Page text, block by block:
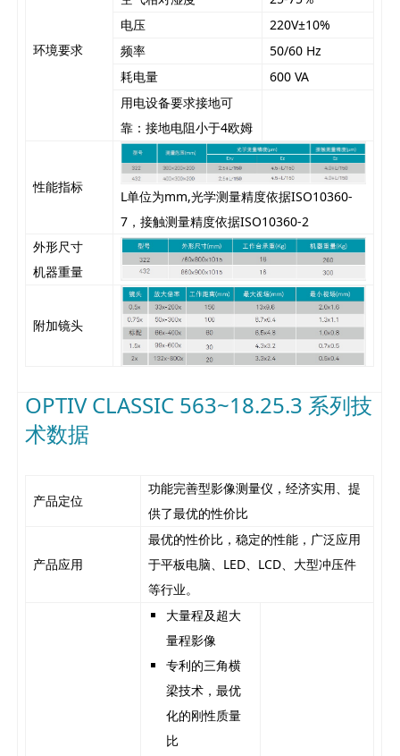
环境要求
电压
220V±10%
频率
50/60 Hz
耗电量
600 VA
用电设备要求接地可
靠：接地电阻小于4欧姆
性能指标
L单位为mm,光学测量精度依据ISO10360-
7，接触测量精度依据ISO10360-2
外形尺寸
机器重量
附加镜头
OPTIV CLASSIC 563~18.25.3 系列技
术数据
产品定位
功能完善型影像测量仪，经济实用、提
供了最优的性价比
产品应用
最优的性价比，稳定的性能，广泛应用
于平板电脑、LED、LCD、大型冲压件
等行业。
大量程及超大
量程影像
专利的三角横
梁技术，最优
化的刚性质量
比